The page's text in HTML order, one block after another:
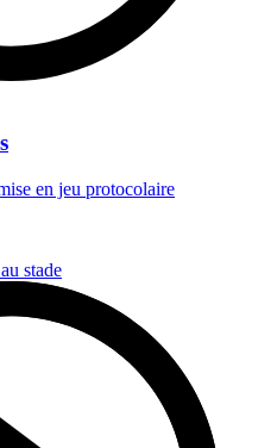
en jeu protocolaire